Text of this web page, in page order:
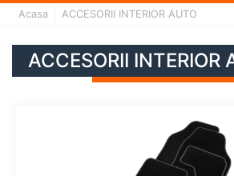
Acasa ACCESORII INTERIOR AUTO
ACCESORII INTERIOR